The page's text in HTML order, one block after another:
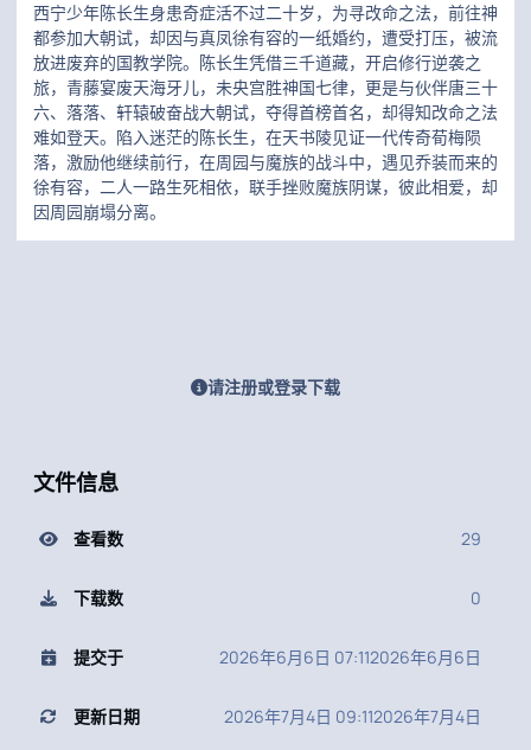
西宁少年陈长生身患奇症活不过二十岁，为寻改命之法，前往神
都参加大朝试，却因与真凤徐有容的一纸婚约，遭受打压，被流
放进废弃的国教学院。陈长生凭借三千道藏，开启修行逆袭之
旅，青藤宴废天海牙儿，未央宫胜神国七律，更是与伙伴唐三十
六、落落、轩辕破奋战大朝试，夺得首榜首名，却得知改命之法
难如登天。陷入迷茫的陈长生，在天书陵见证一代传奇荀梅陨
落，激励他继续前行，在周园与魔族的战斗中，遇见乔装而来的
徐有容，二人一路生死相依，联手挫败魔族阴谋，彼此相爱，却
因周园崩塌分离。
请注册或登录下载
文件信息
查看数 29
下载数 0
提交于 2026年6月6日 07:112026年6月6日
更新日期 2026年7月4日 09:112026年7月4日